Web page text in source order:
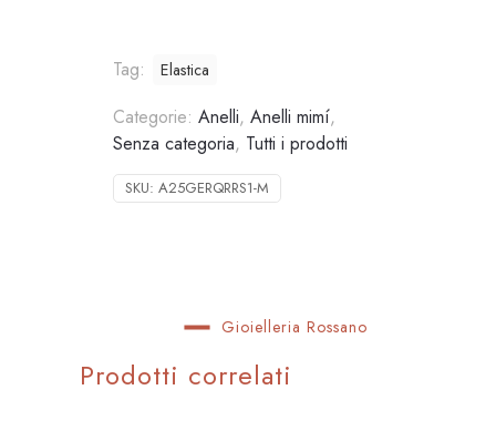
Tag: Elastica
Categorie:Anelli,Anelli mimí,
Senza categoria, Tutti i prodotti
SKU:A25GERQRRS1-M
Gioielleria Rossano
Prodotti correlati